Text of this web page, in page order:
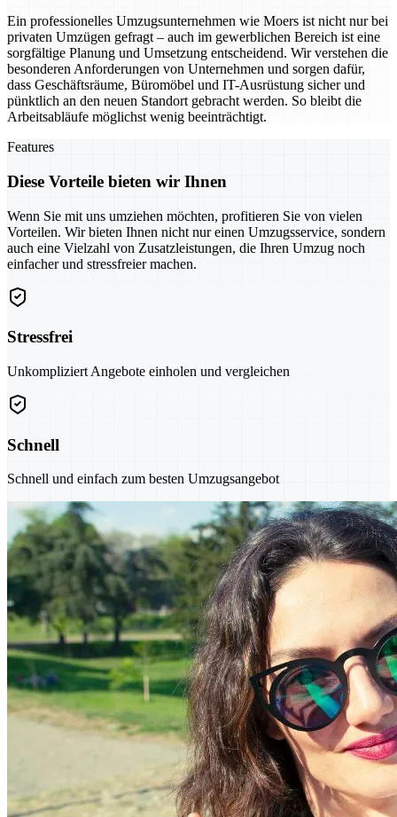
Ein professionelles Umzugsunternehmen wie Moers ist nicht nur bei
privaten Umzügen gefragt – auch im gewerblichen Bereich ist eine
sorgfältige Planung und Umsetzung entscheidend. Wir verstehen die
besonderen Anforderungen von Unternehmen und sorgen dafür,
dass Geschäftsräume, Büromöbel und IT-Ausrüstung sicher und
pünktlich an den neuen Standort gebracht werden. So bleibt die
Arbeitsabläufe möglichst wenig beeinträchtigt.
Features
Diese Vorteile bieten wir Ihnen
Wenn Sie mit uns umziehen möchten, profitieren Sie von vielen
Vorteilen. Wir bieten Ihnen nicht nur einen Umzugsservice, sondern
auch eine Vielzahl von Zusatzleistungen, die Ihren Umzug noch
einfacher und stressfreier machen.
Stressfrei
Unkompliziert Angebote einholen und vergleichen
Schnell
Schnell und einfach zum besten Umzugsangebot